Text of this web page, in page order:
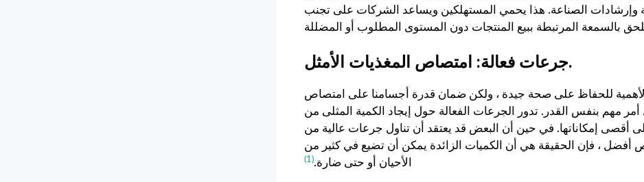
وإرشادات الصناعة. هذا يحمي المستهلكين ويساعد الشركات على تجنب
جرعات فعالة: امتصاص المغذيات الأمثل.
الأهمية للحفاظ على صحة جيدة ، ولكن ضمان قدرة أجسامنا على امتصاص
مهم بنفس القدر. تدور الجرعات الفعالة حول إيجاد الكمية المثلى من
أقصى إمكاناتها. في حين أن البعض قد يعتقد أن تناول جرعات عالية من
أفضل ، فإن الحقيقة هي أن الكميات الزائدة يمكن أن تضيع في كثير من
الأحيان أو حتى ضارة.(1)